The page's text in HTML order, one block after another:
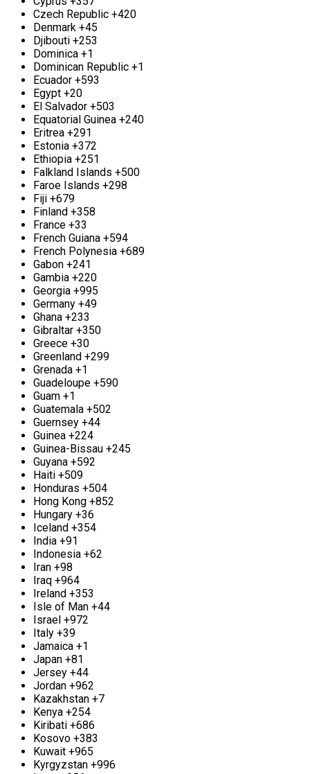
Скопившийся медный лом можно выгодно
продать. Как? Позвоните или напишите нам, мы
вам оперативно ответим. Компания «Втормет»
принимает медь в любых количествах. Регулярно
накапливается лом меди? Тогда вам стоит
подумать о долгосрочном сотрудничестве с нами.
Наш пункт приема работает круглосуточно. Также
мы можем организовать вывоз меди с вашего
объекта, предварительно согласовав условия в
зависимости от объема. Мы предлагаем
конкурентоспособные расценки и гибкие условия
сотрудничества, а также гарантируем точное
взвешивание.
Прием и вывоз алюминия м. Улица
Скобелевская
Фирма с многолетней историей
сотрудничества «Втормет» предлагает услуги по
сбору и вывозу алюминия Улица Скобелевская.
Мы принимаем разнообразные алюминиевые
изделия, такие как посуда, кухонные аксессуары,
лом и провода. Мы готовы принимать алюминий
в любых объемах. Цена за металлолом
варьируется в зависимости от объема сданного
материала. Для больших партий мы предлагаем
вывоз лома непосредственно с территории
клиента. Наличие собственного транспорта и
команды грузчиков позволяет нам осуществлять
выезды в день обращения. Мы обеспечиваем
индивидуальный подход к каждому клиенту и
предлагаем гибкие условия формирования цен.
Прием и вывоз бронзы м. Улица
Скобелевская
Недалеко от м. Улица Скобелевская мы также
предлагаем услуги по приему бронзы по
конкурентоспособным ценам. Этот металл
славится своими превосходными литейными
свойствами, а также устойчивостью к
температурным колебаниям и коррозии, что
делает его ценным цветным металлом. Если у вас
есть ненужный лом бронзы и не знаете, как с ним
поступить, обратитесь в компанию «Втормет». Мы
предоставим выгодные условия сотрудничества.
Для крупных партий возможен выезд на ваш
участок для сбора. Оплату можно произвести как
наличными, так и безналичным способом.
Прием и вывоз нержавеющей стали м.
Улица Скобелевская
Нержавеющая сталь — универсальный металл,
который находит широкое применение в
создании домашних предметов, таких как
Czech Republic +420
Denmark +45
Djibouti +253
Dominica +1
Dominican Republic +1
Ecuador +593
Egypt +20
El Salvador +503
Equatorial Guinea +240
Eritrea +291
Estonia +372
Ethiopia +251
Falkland Islands +500
Faroe Islands +298
Fiji +679
Finland +358
France +33
French Guiana +594
French Polynesia +689
Gabon +241
Gambia +220
Georgia +995
Germany +49
Ghana +233
Gibraltar +350
Greece +30
Greenland +299
Grenada +1
Guadeloupe +590
Guam +1
Guatemala +502
Guernsey +44
Guinea +224
Guinea-Bissau +245
Guyana +592
Haiti +509
Honduras +504
Hong Kong +852
Hungary +36
Iceland +354
India +91
Indonesia +62
Iran +98
Iraq +964
Ireland +353
Isle of Man +44
Israel +972
Italy +39
Jamaica +1
Japan +81
Jersey +44
Jordan +962
Kazakhstan +7
Kenya +254
Kiribati +686
Kosovo +383
Kuwait +965
Kyrgyzstan +996